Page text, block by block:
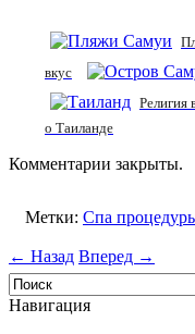
вкус
Религия
о Таиланде
Комментарии закрыты.
Метки: Спа
← Назад Вперед →
Навигация